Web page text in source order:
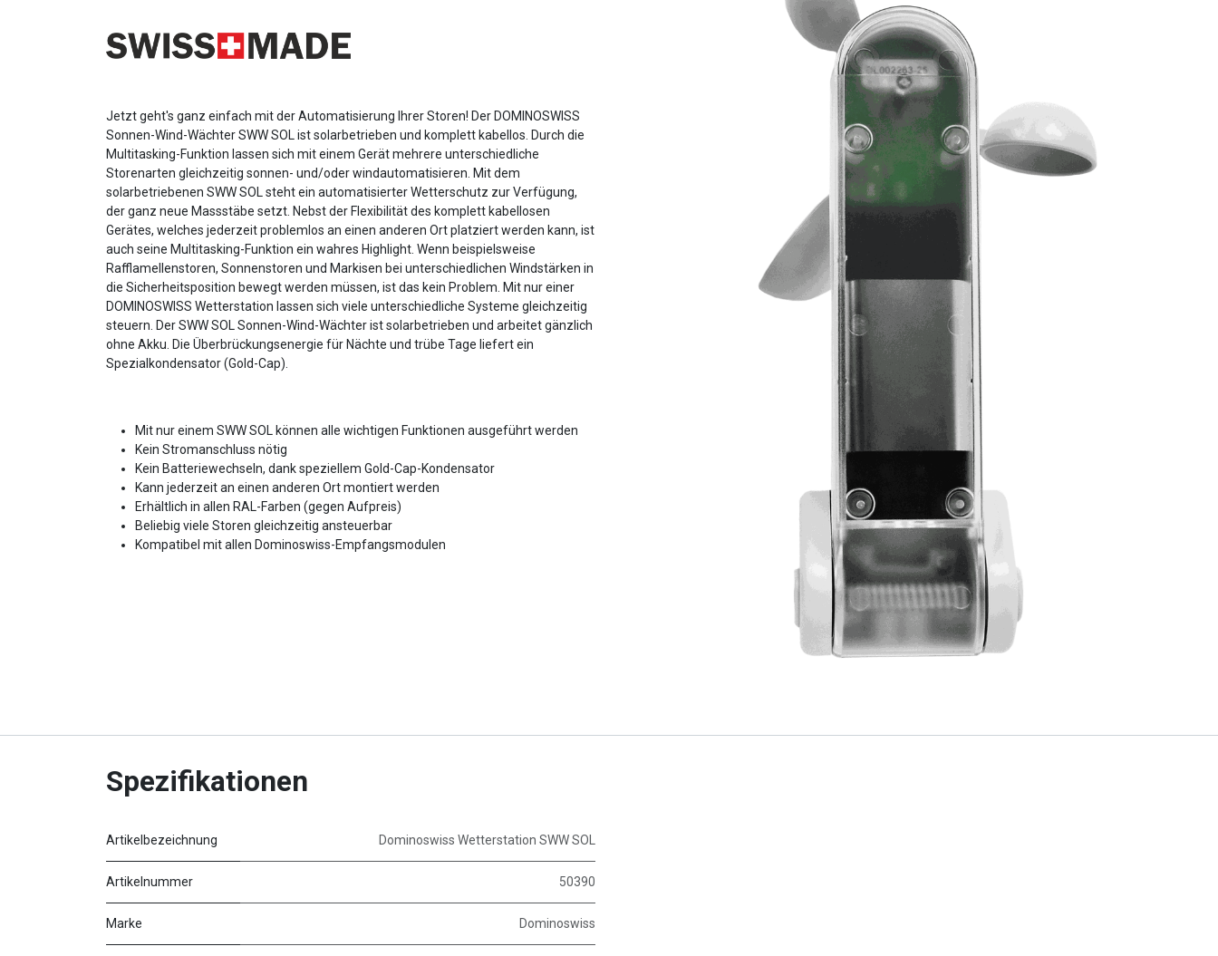
Jetzt geht′s ganz einfach mit der Automatisierung Ihrer Storen! Der DOMINOSWISS
Sonnen-Wind-Wächter SWW SOL ist solarbetrieben und komplett kabellos. Durch die
Multitasking-Funktion lassen sich mit einem Gerät mehrere unterschiedliche
Storenarten gleichzeitig sonnen- und/oder windautomatisieren. Mit dem
solarbetriebenen SWW SOL steht ein automatisierter Wetterschutz zur Verfügung,
der ganz neue Massstäbe setzt. Nebst der Flexibilität des komplett kabellosen
Gerätes, welches jederzeit problemlos an einen anderen Ort platziert werden kann, ist
auch seine Multitasking-Funktion ein wahres Highlight. Wenn beispielsweise
Rafflamellenstoren, Sonnenstoren und Markisen bei unterschiedlichen Windstärken in
die Sicherheitsposition bewegt werden müssen, ist das kein Problem. Mit nur einer
DOMINOSWISS Wetterstation lassen sich viele unterschiedliche Systeme gleichzeitig
steuern. Der SWW SOL Sonnen-Wind-Wächter ist solarbetrieben und arbeitet gänzlich
ohne Akku. Die Überbrückungsenergie für Nächte und trübe Tage liefert ein
Spezialkondensator (Gold-Cap).
Mit nur einem SWW SOL können alle wichtigen Funktionen ausgeführt werden
Kein Stromanschluss nötig
Kein Batteriewechseln, dank speziellem Gold-Cap-Kondensator
Kann jederzeit an einen anderen Ort montiert werden
Erhältlich in allen RAL-Farben (gegen Aufpreis)
Beliebig viele Storen gleichzeitig ansteuerbar
Kompatibel mit allen Dominoswiss-Empfangsmodulen
Spezifikationen
Artikelbezeichnung Dominoswiss Wetterstation SWW SOL
Artikelnummer 50390
Marke Dominoswiss